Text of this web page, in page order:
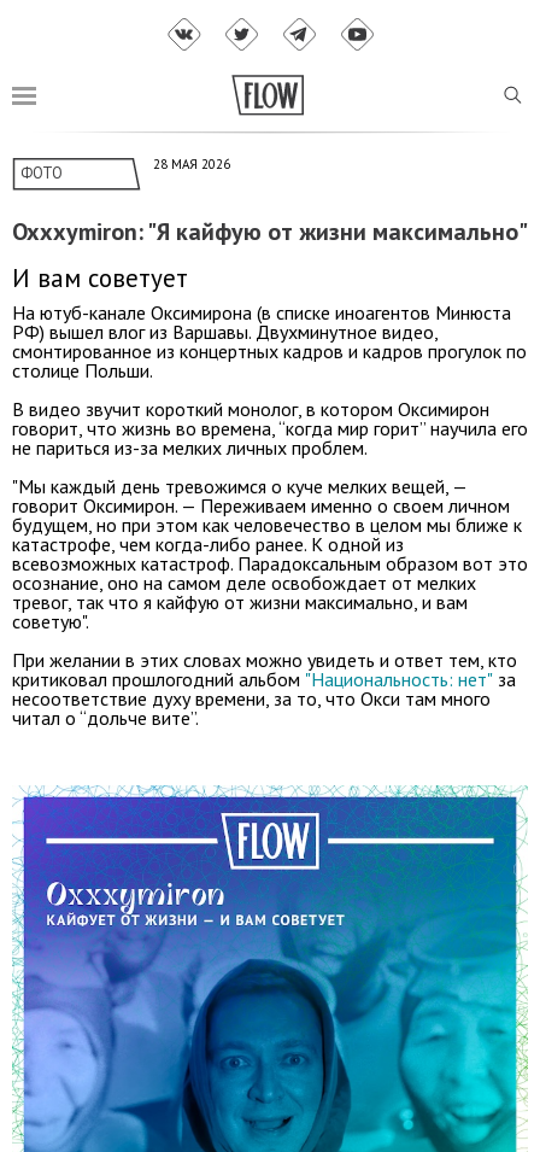
ФОТО 28 МАЯ 2026
Oxxxymiron: "Я кайфую от жизни максимально"
И вам советует
На ютуб-канале Оксимирона (в списке иноагентов Минюста
РФ) вышел влог из Варшавы. Двухминутное видео,
смонтированное из концертных кадров и кадров прогулок по
столице Польши.
В видео звучит короткий монолог, в котором Оксимирон
говорит, что жизнь во времена, “когда мир горит” научила его
не париться из-за мелких личных проблем.
"Мы каждый день тревожимся о куче мелких вещей, —
говорит Оксимирон. — Переживаем именно о своем личном
будущем, но при этом как человечество в целом мы ближе к
катастрофе, чем когда-либо ранее. К одной из
всевозможных катастроф. Парадоксальным образом вот это
осознание, оно на самом деле освобождает от мелких
тревог, так что я кайфую от жизни максимально, и вам
советую".
При желании в этих словах можно увидеть и ответ тем, кто
критиковал прошлогодний альбом "Национальность: нет" за
несоответствие духу времени, за то, что Окси там много
читал о “дольче вите”.